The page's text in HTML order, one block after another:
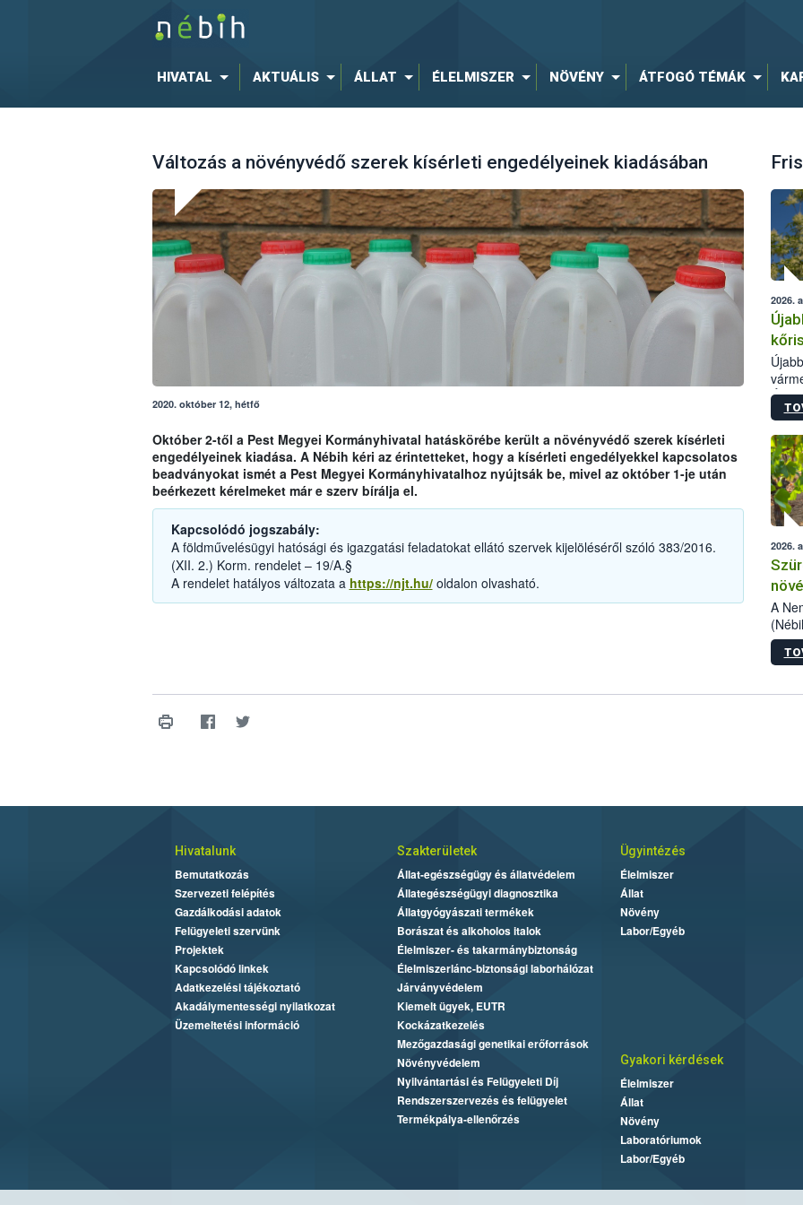
HIVATAL AKTUÁLIS ÁLLAT ÉLELMISZER NÖVÉNY ÁTFOGÓ TÉMÁK
Változás a növényvédő szerek kísérleti engedélyeinek kiadásában
2020. október 12, hétfő
Október 2-től a Pest Megyei Kormányhivatal hatáskörébe került a növényvédő szerek kísérleti
engedélyeinek kiadása. A Nébih kéri az érintetteket, hogy a kísérleti engedélyekkel kapcsolatos
beadványokat ismét a Pest Megyei Kormányhivatalhoz nyújtsák be, mivel az október 1-je után
beérkezett kérelmeket már e szerv bírálja el.
Kapcsolódó jogszabály:
A földművelésügyi hatósági és igazgatási feladatokat ellátó szervek kijelöléséről szóló 383/2016.
(XII. 2.) Korm. rendelet – 19/A.§
A rendelet hatályos változata a https://njt.hu/oldalon olvasható.
2026.
2026.
A
Hivatalunk
Bemutatkozás
Szervezeti felépítés
Gazdálkodási adatok
Felügyeleti szervünk
Projektek
Kapcsolódó linkek
Adatkezelési tájékoztató
Akadálymentességi nyilatkozat
Üzemeltetési információ
Szakterületek
Állat-egészségügy és állatvédelem
Állategészségügyi diagnosztika
Állatgyógyászati termékek
Borászat és alkoholos italok
Élelmiszer- és takarmánybiztonság
Élelmiszerlánc-biztonsági laborhálózat
Járványvédelem
Kiemelt ügyek, EUTR
Kockázatkezelés
Mezőgazdasági genetikai erőforrások
Növényvédelem
Nyilvántartási és Felügyeleti Díj
Rendszerszervezés és felügyelet
Termékpálya-ellenőrzés
Ügyintézés
Élelmiszer
Állat
Növény
Labor/Egyéb
Gyakori kérdések
Élelmiszer
Állat
Növény
Laboratóriumok
Labor/Egyéb